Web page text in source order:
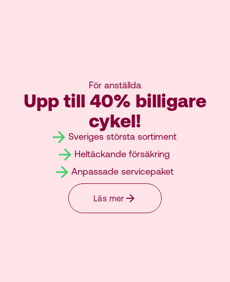
För anställda
Upp till 40% billigare
cykel!
Sveriges största sortiment
Heltäckande försäkring
Anpassade servicepaket
Läs mer